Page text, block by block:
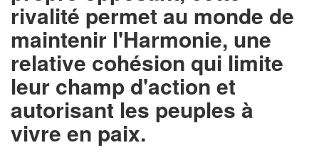
rivalité permet au monde de
maintenir l'Harmonie, une
relative cohésion qui limite
leur champ d'action et
autorisant les peuples à
vivre en paix.